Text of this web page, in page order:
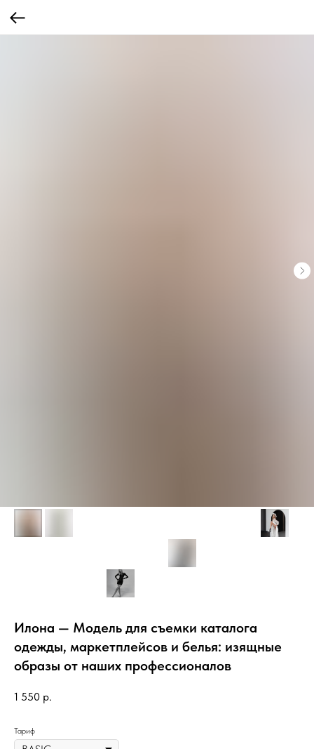
Илона — Модель для съемки каталога
одежды, маркетплейсов и белья: изящные
образы от наших профессионалов
1 550 р.
Тариф